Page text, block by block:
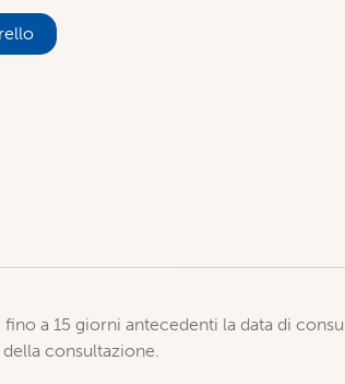
a 15 giorni antecedenti la data di
consultazione.